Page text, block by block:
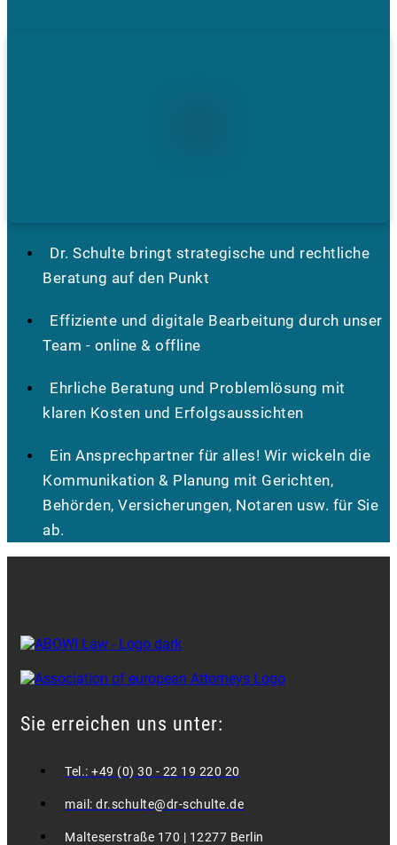
Dr. Schulte bringt strategische und rechtliche
Beratung auf den Punkt
Effiziente und digitale Bearbeitung durch unser
Team - online & offline
Ehrliche Beratung und Problemlösung mit
klaren Kosten und Erfolgsaussichten
Ein Ansprechpartner für alles! Wir wickeln die
Kommunikation & Planung mit Gerichten,
Behörden, Versicherungen, Notaren usw. für Sie
ab.
Sie erreichen uns unter:
Tel.: +49 (0) 30 - 22 19 220 20
mail: dr.schulte@dr-schulte.de
Malteserstraße 170 | 12277 Berlin